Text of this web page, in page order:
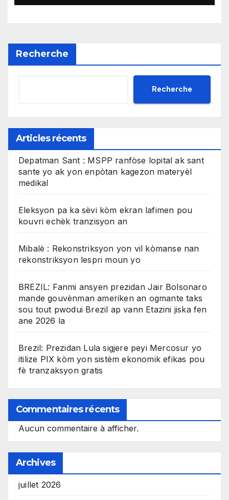
gratis
Recherche
Recherche
Articles récents
Depatman Sant : MSPP ranfòse lopital ak sant
sante yo ak yon enpòtan kagezon materyèl
medikal
Eleksyon pa ka sèvi kòm ekran lafimen pou
kouvri echèk tranzisyon an
Mibalè : Rekonstriksyon yon vil kòmanse nan
rekonstriksyon lespri moun yo
BREZIL: Fanmi ansyen prezidan Jair Bolsonaro
mande gouvènman ameriken an ogmante taks
sou tout pwodui Brezil ap vann Etazini jiska fen
ane 2026 la
Brezil: Prezidan Lula sigjere peyi Mercosur yo
itilize PIX kòm yon sistèm ekonomik efikas pou
fè tranzaksyon gratis
Commentaires récents
Aucun commentaire à afficher.
Archives
juillet 2026